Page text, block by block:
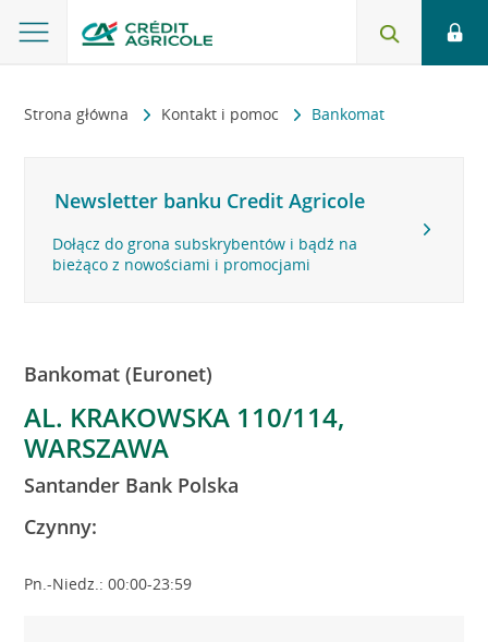
Strona główna Kontakt i pomoc Bankomat
Newsletter banku Credit Agricole
Dołącz do grona subskrybentów i bądź na
bieżąco z nowościami i promocjami
Bankomat (Euronet)
AL. KRAKOWSKA 110/114,
WARSZAWA
Santander Bank Polska
Czynny:
Pn.-Niedz.: 00:00-23:59